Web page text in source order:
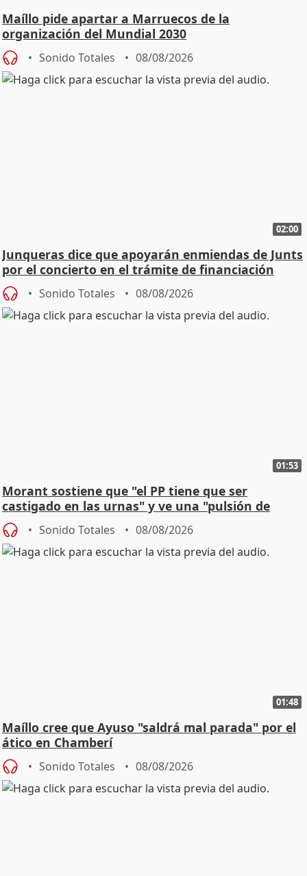
Maíllo pide apartar a Marruecos de la
organización del Mundial 2030
Sonido Totales 08/08/2026
02:00
Junqueras dice que apoyarán enmiendas de Junts
por el concierto en el trámite de financiación
Sonido Totales 08/08/2026
01:53
Morant sostiene que "el PP tiene que ser
castigado en las urnas" y ve una "pulsión de
cambio"
Sonido Totales 08/08/2026
01:48
Maíllo cree que Ayuso "saldrá mal parada" por el
ático en Chamberí
Sonido Totales 08/08/2026